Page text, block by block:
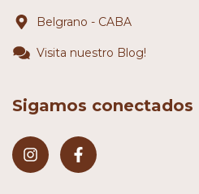
Belgrano - CABA
Visita nuestro Blog!
Sigamos conectados